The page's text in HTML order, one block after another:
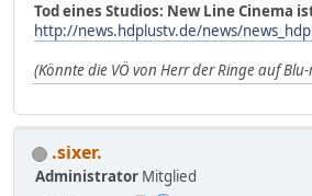
Tod eines Studios: New Line Cinema
http://news.hdplustv.de/news/
(Könnte die VÖ von Herr der Ringe auf
.sixer.
Administrator Mitglied